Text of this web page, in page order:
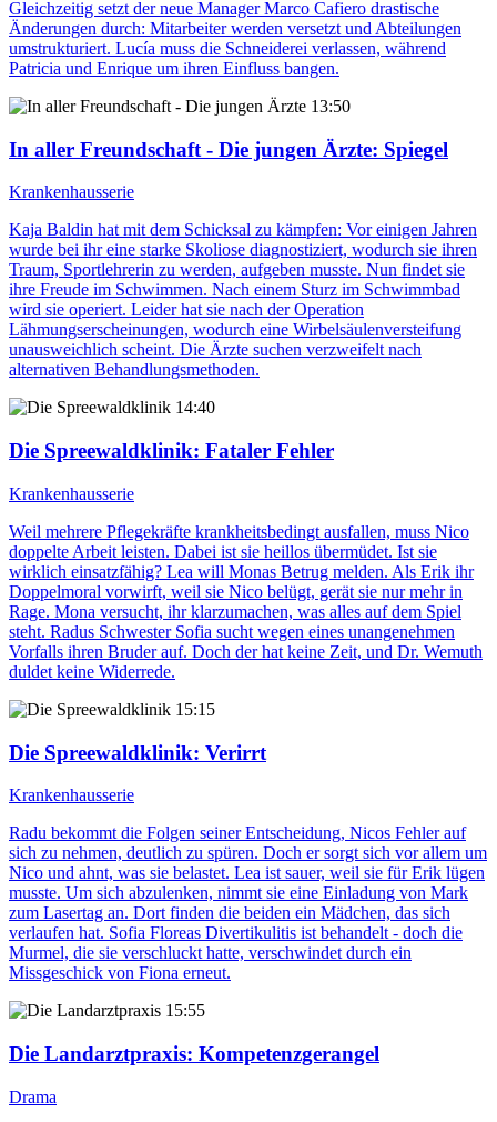
Gleichzeitig setzt der neue Manager Marco Cafiero drastische
Änderungen durch: Mitarbeiter werden versetzt und Abteilungen
umstrukturiert. Lucía muss die Schneiderei verlassen, während
Patricia und Enrique um ihren Einfluss bangen.
13:50
In aller Freundschaft - Die jungen Ärzte: Spiegel
Krankenhausserie
Kaja Baldin hat mit dem Schicksal zu kämpfen: Vor einigen Jahren
wurde bei ihr eine starke Skoliose diagnostiziert, wodurch sie ihren
Traum, Sportlehrerin zu werden, aufgeben musste. Nun findet sie
ihre Freude im Schwimmen. Nach einem Sturz im Schwimmbad
wird sie operiert. Leider hat sie nach der Operation
Lähmungserscheinungen, wodurch eine Wirbelsäulenversteifung
unausweichlich scheint. Die Ärzte suchen verzweifelt nach
alternativen Behandlungsmethoden.
14:40
Die Spreewaldklinik: Fataler Fehler
Krankenhausserie
Weil mehrere Pflegekräfte krankheitsbedingt ausfallen, muss Nico
doppelte Arbeit leisten. Dabei ist sie heillos übermüdet. Ist sie
wirklich einsatzfähig? Lea will Monas Betrug melden. Als Erik ihr
Doppelmoral vorwirft, weil sie Nico belügt, gerät sie nur mehr in
Rage. Mona versucht, ihr klarzumachen, was alles auf dem Spiel
steht. Radus Schwester Sofia sucht wegen eines unangenehmen
Vorfalls ihren Bruder auf. Doch der hat keine Zeit, und Dr. Wemuth
duldet keine Widerrede.
15:15
Die Spreewaldklinik: Verirrt
Krankenhausserie
Radu bekommt die Folgen seiner Entscheidung, Nicos Fehler auf
sich zu nehmen, deutlich zu spüren. Doch er sorgt sich vor allem um
Nico und ahnt, was sie belastet. Lea ist sauer, weil sie für Erik lügen
musste. Um sich abzulenken, nimmt sie eine Einladung von Mark
zum Lasertag an. Dort finden die beiden ein Mädchen, das sich
verlaufen hat. Sofia Floreas Divertikulitis ist behandelt - doch die
Murmel, die sie verschluckt hatte, verschwindet durch ein
Missgeschick von Fiona erneut.
15:55
Die Landarztpraxis: Kompetenzgerangel
Drama